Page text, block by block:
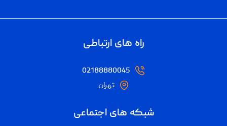
راه های ارتباطی
02188880045
تهران
شبکه های اجتماعی